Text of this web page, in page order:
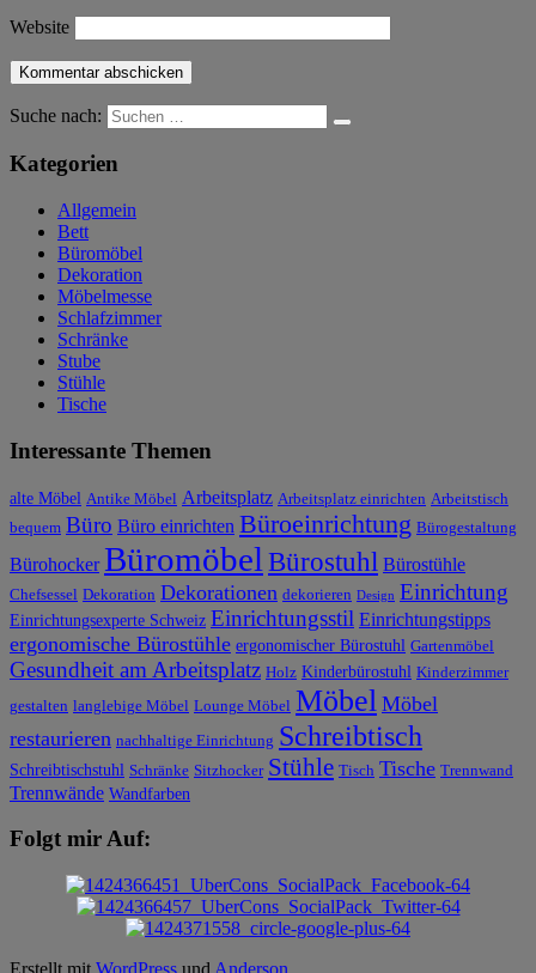
Website
Suche nach:
Kategorien
Allgemein
Bett
Büromöbel
Dekoration
Möbelmesse
Schlafzimmer
Schränke
Stube
Stühle
Tische
Interessante Themen
alte Möbel Antike Möbel Arbeitsplatz Arbeitsplatz einrichten Arbeitstisch
bequem Büro Büro einrichten Büroeinrichtung Bürogestaltung
Bürohocker Büromöbel Bürostuhl Bürostühle
Chefsessel Dekoration Dekorationen dekorieren Design Einrichtung
Einrichtungsexperte Schweiz Einrichtungsstil Einrichtungstipps
ergonomische Bürostühle ergonomischer Bürostuhl Gartenmöbel
Gesundheit am Arbeitsplatz Holz Kinderbürostuhl Kinderzimmer
gestalten langlebige Möbel Lounge Möbel Möbel Möbel
restaurieren nachhaltige Einrichtung Schreibtisch
Schreibtischstuhl Schränke Sitzhocker Stühle Tisch Tische Trennwand
Trennwände Wandfarben
Folgt mir Auf:
Erstellt mit WordPress und Anderson